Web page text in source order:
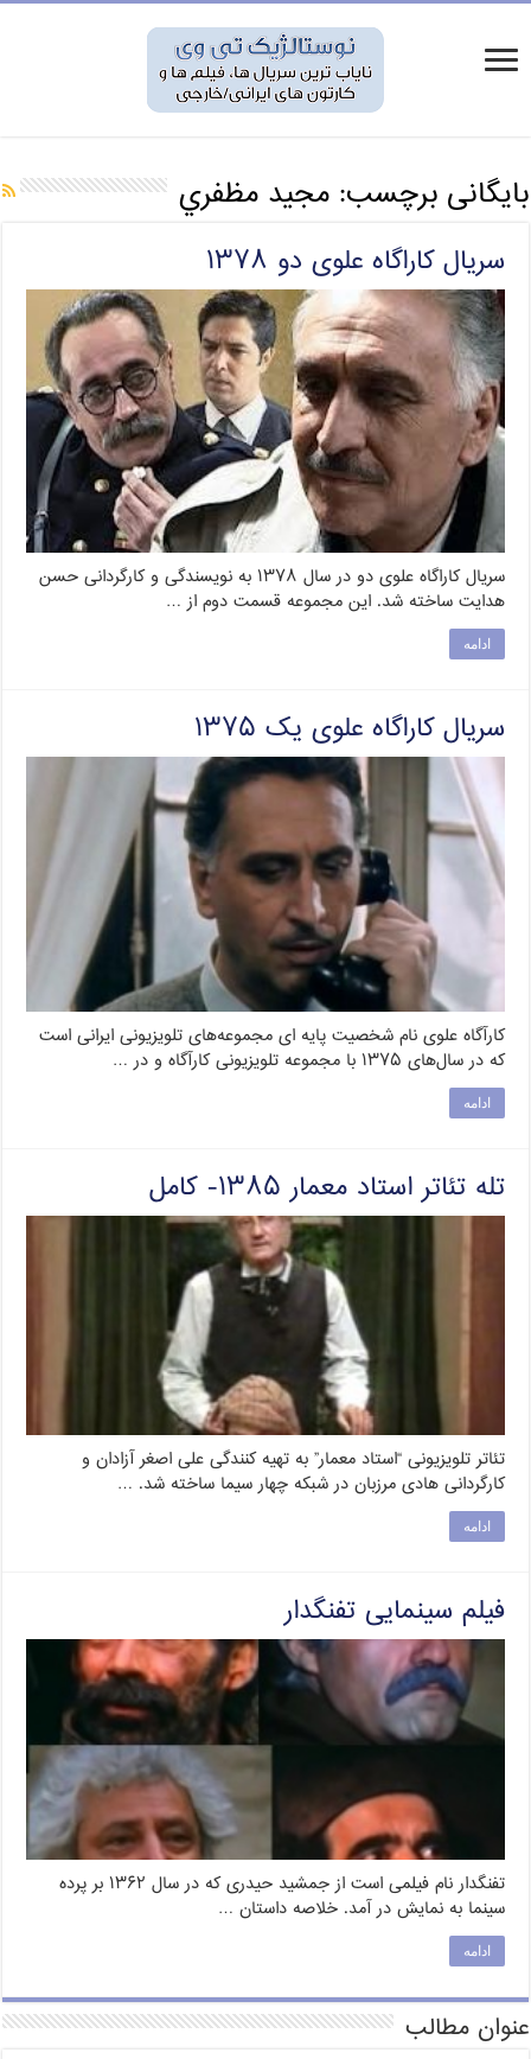
بایگانی برچسب:مجيد مظفري
سریال کاراگاه علوی دو ۱۳۷۸
سریال کاراگاه علوی دو در سال ۱۳۷۸ به نویسندگی و کارگردانی حسن
هدایت ساخته شد. این مجموعه قسمت دوم از …
ادامه
سریال کاراگاه علوی یک ۱۳۷۵
کارآگاه علوی نام شخصیت پایه‌ ای مجموعه‌های تلویزیونی ایرانی است
که در سال‌های ۱۳۷۵ با مجموعه تلویزیونی کارآگاه و در …
ادامه
تله تئاتر استاد معمار ۱۳۸۵- کامل
تئاتر تلویزیونی “استاد معمار” به تهیه کنندگی علی اصغر آزادان و
کارگردانی هادی مرزبان در شبکه چهار سیما ساخته شد. …
ادامه
فیلم سینمایی تفنگدار
تفنگدار نام فیلمی است از جمشید حیدری که در سال ۱۳۶۲ بر پرده
سینما به نمایش در آمد. خلاصه داستان …
ادامه
عنوان مطالب